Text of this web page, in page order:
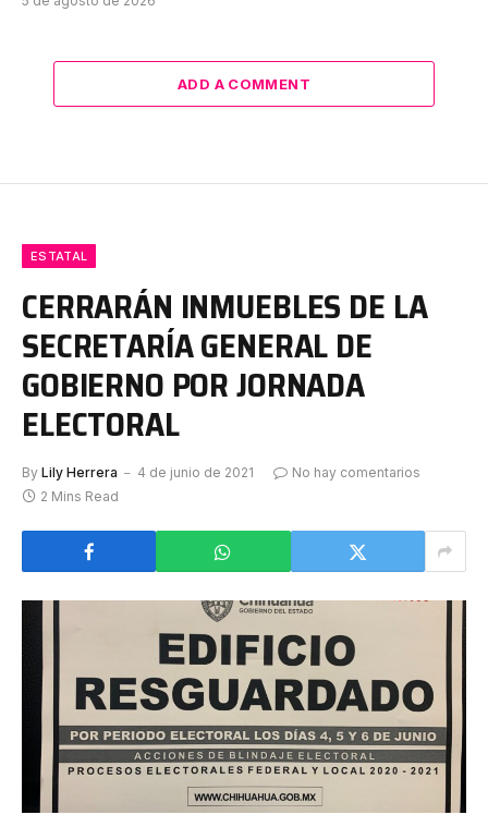
ADD A COMMENT
ESTATAL
CERRARÁN INMUEBLES DE LA
SECRETARÍA GENERAL DE
GOBIERNO POR JORNADA
ELECTORAL
By Lily Herrera 4 de junio de 2021
No hay comentarios
2 Mins Read